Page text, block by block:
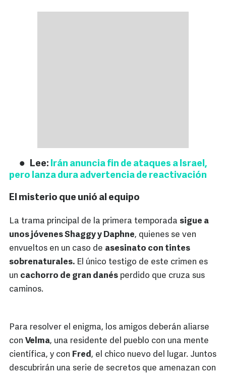
Lee: Irán anuncia fin de ataques a Israel,
pero lanza dura advertencia de reactivación
El misterio que unió al equipo
La trama principal de la primera temporada sigue a
unos jóvenes Shaggy y Daphne, quienes se ven
envueltos en un caso de asesinato con tintes
sobrenaturales. El único testigo de este crimen es
un cachorro de gran danés perdido que cruza sus
caminos.
Para resolver el enigma, los amigos deberán aliarse
con Velma, una residente del pueblo con una mente
científica, y con Fred, el chico nuevo del lugar. Juntos
descubrirán una serie de secretos que amenazan con